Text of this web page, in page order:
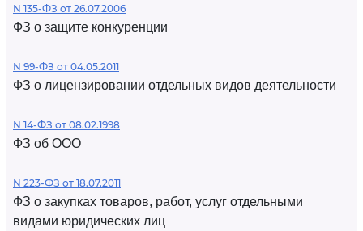
N 135-ФЗ от 26.07.2006
ФЗ о защите конкуренции
N 99-ФЗ от 04.05.2011
ФЗ о лицензировании отдельных видов деятельности
N 14-ФЗ от 08.02.1998
ФЗ об ООО
N 223-ФЗ от 18.07.2011
ФЗ о закупках товаров, работ, услуг отдельными
видами юридических лиц